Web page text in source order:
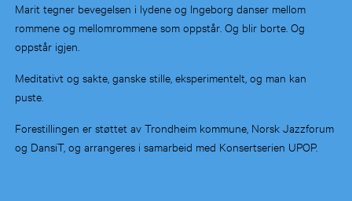
Marit tegner bevegelsen i lydene og Ingeborg danser mellom
rommene og mellomrommene som oppstår. Og blir borte. Og
oppstår igjen.
Meditativt og sakte, ganske stille, eksperimentelt, og man kan
puste.
Forestillingen er støttet av Trondheim kommune, Norsk Jazzforum
og DansiT, og arrangeres i samarbeid med Konsertserien UPOP.